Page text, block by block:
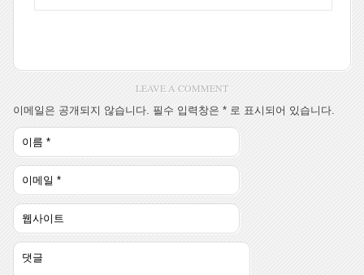
LEAVE A COMMENT
이메일은 공개되지 않습니다. 필수 입력창은 * 로 표시되어 있습니다.